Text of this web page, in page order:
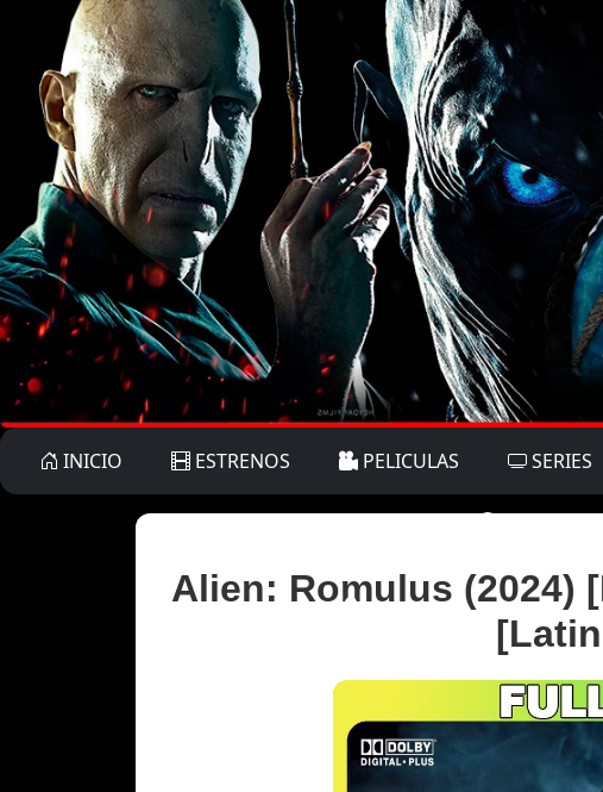
INICIO ESTRENOS PELICULAS SERIES
Alien: Romulus (2024)